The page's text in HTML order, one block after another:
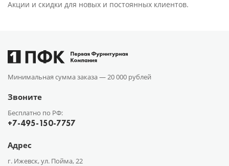
Акции и скидки для новых и постоянных клиентов.
Минимальная сумма заказа —20 000 рублей
Звоните
Бесплатно по РФ:
+7-495-150-7757
Адрес
г. Ижевск, ул. Пойма, 22